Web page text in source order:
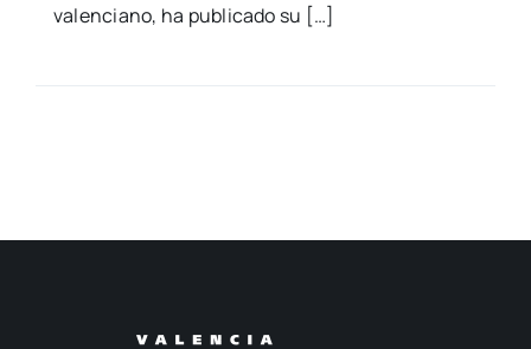
valen­ciano, ha publi­ca­do su […]